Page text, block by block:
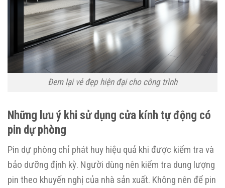
Đem lại vẻ đẹp hiện đại cho công trình
Những lưu ý khi sử dụng cửa kính tự động có
pin dự phòng
Pin dự phòng chỉ phát huy hiệu quả khi được kiểm tra và
bảo dưỡng định kỳ. Người dùng nên kiểm tra dung lượng
pin theo khuyến nghị của nhà sản xuất. Không nên để pin